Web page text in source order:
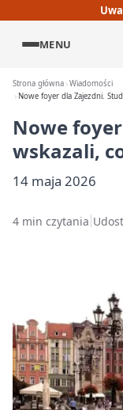
MENU
Strona główna Wiadomości
Nowe foyer dla Zajezdni.
Nowe
wskazali,
14 maja 2026
4 min czytania